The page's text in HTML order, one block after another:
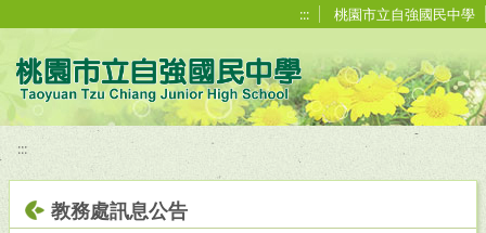
::: 桃園市立自強國民中學
:::
教務處訊息公告